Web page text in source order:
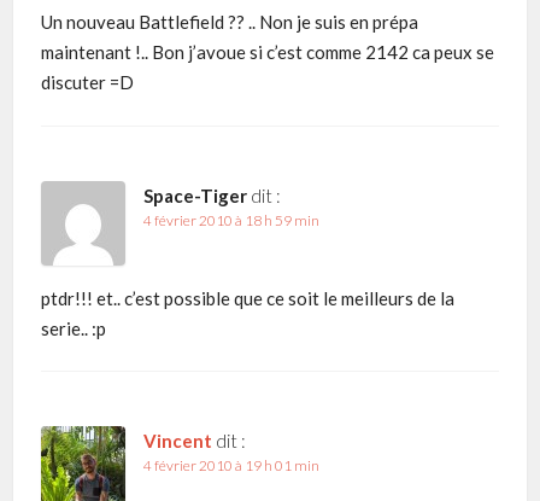
Un nouveau Battlefield ?? .. Non je suis en prépa
maintenant !.. Bon j’avoue si c’est comme 2142 ca peux se
discuter =D
Space-Tiger dit :
4 février 2010 à 18 h 59 min
ptdr!!! et.. c’est possible que ce soit le meilleurs de la
serie.. :p
Vincent dit :
4 février 2010 à 19 h 01 min